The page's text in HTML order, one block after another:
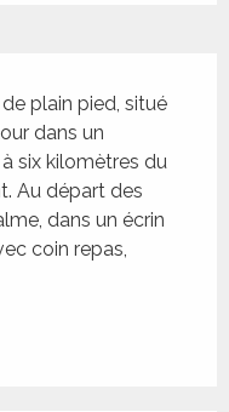
plain pied, situé
dans un
six kilomètres du
Au départ des
dans un écrin
coin repas,